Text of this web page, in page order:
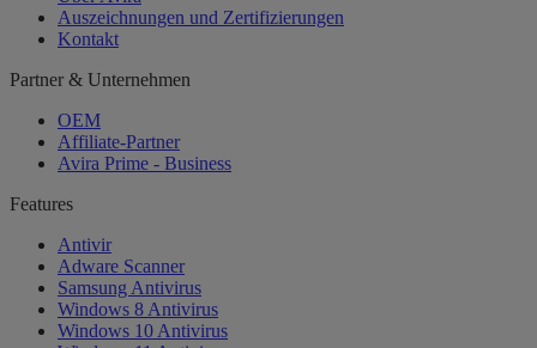
Auszeichnungen und Zertifizierungen
Kontakt
Partner & Unternehmen
OEM
Affiliate-Partner
Avira Prime - Business
Features
Antivir
Adware Scanner
Samsung Antivirus
Windows 8 Antivirus
Windows 10 Antivirus